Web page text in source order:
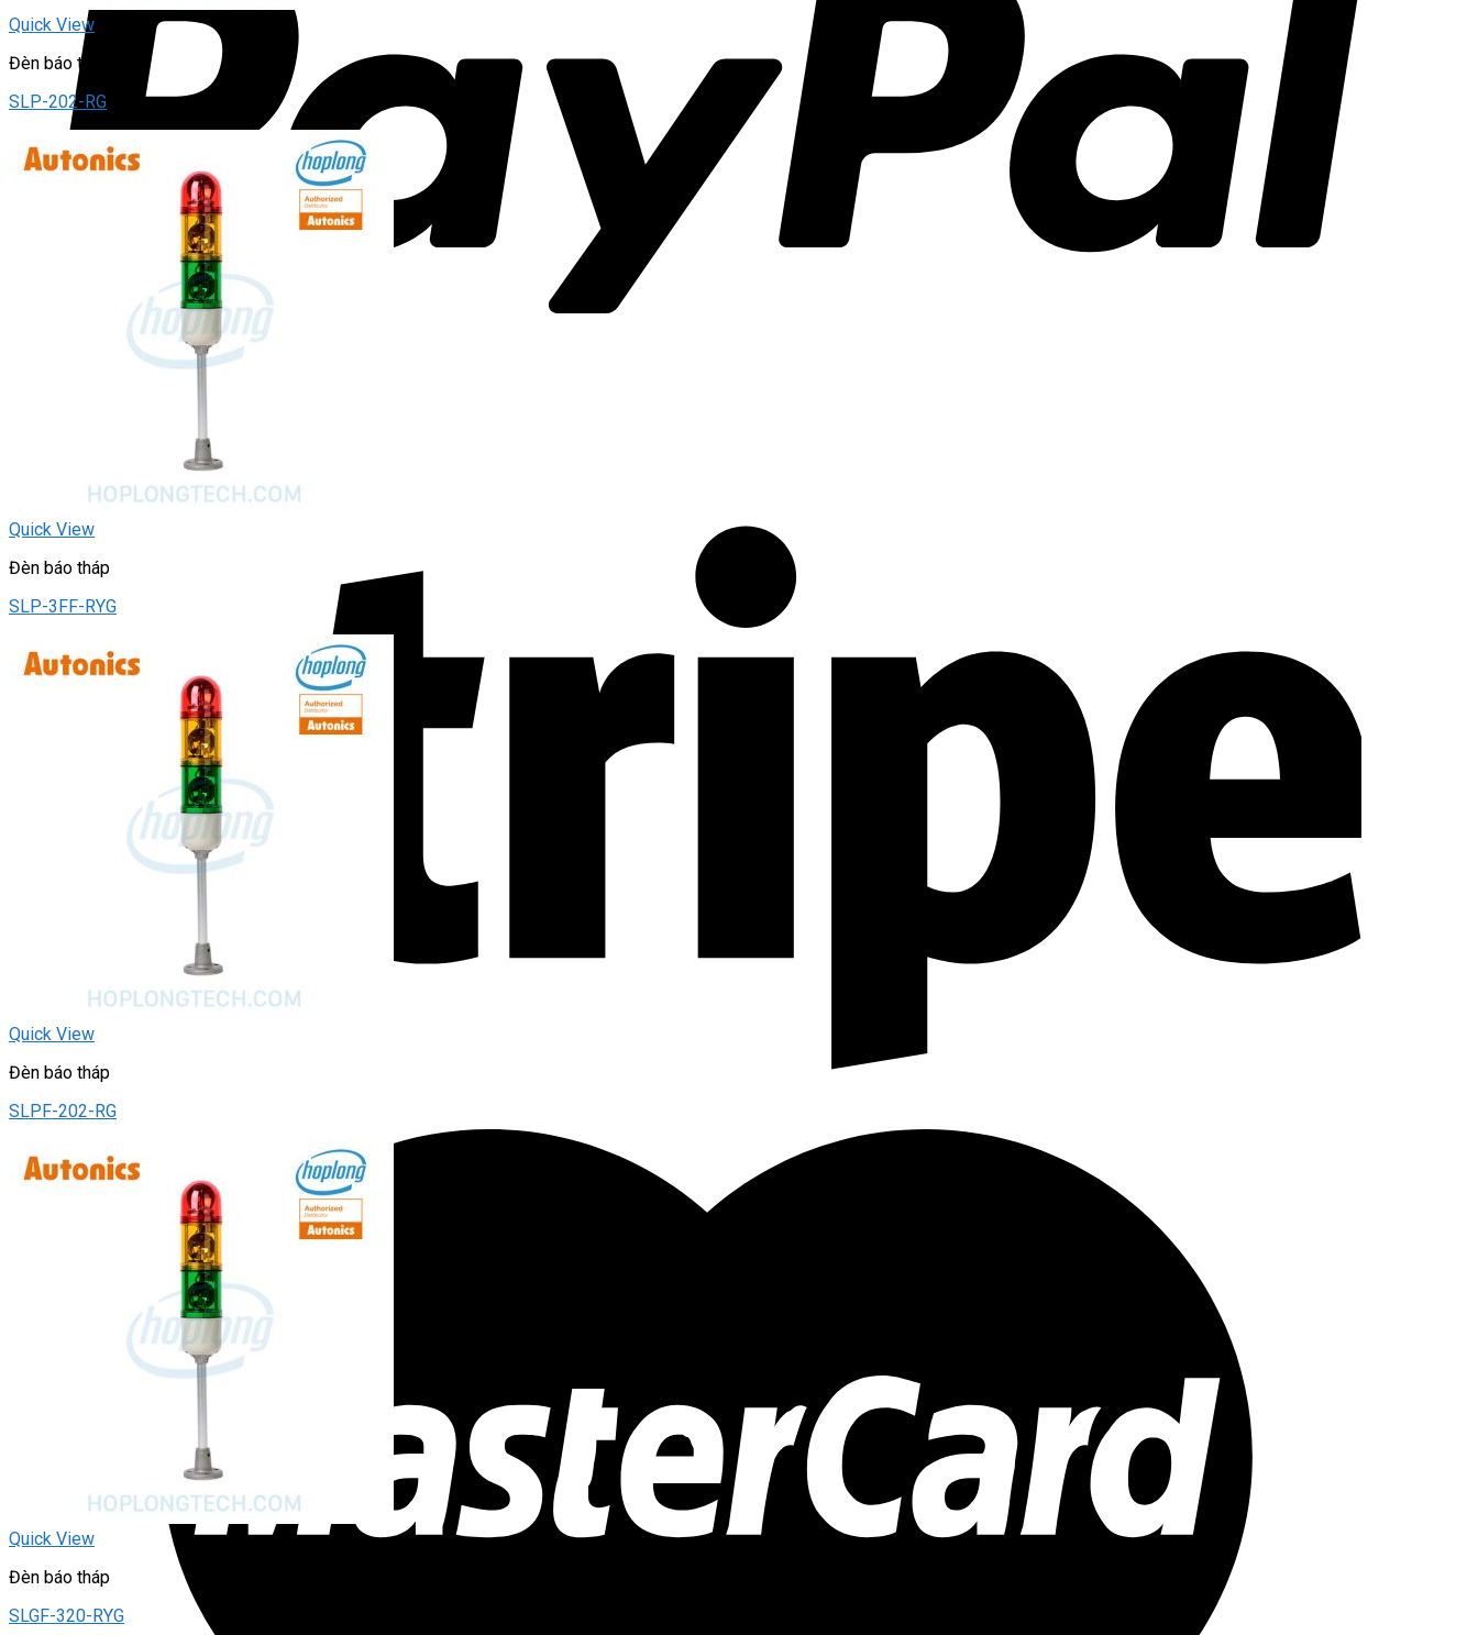
Quick View
Đèn báo tháp
SLP-202-RG
Quick View
Đèn báo tháp
SLP-3FF-RYG
Quick View
Đèn báo tháp
SLPF-202-RG
Quick View
Đèn báo tháp
SLGF-320-RYG